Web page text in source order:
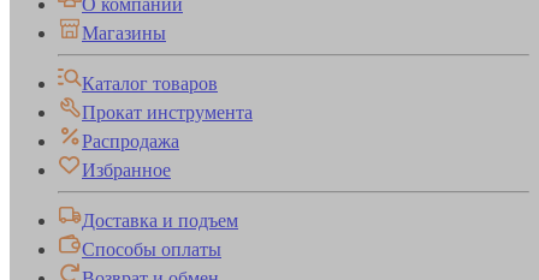
Магазины
Каталог товаров
Прокат инструмента
Распродажа
Избранное
Доставка и подъем
Способы оплаты